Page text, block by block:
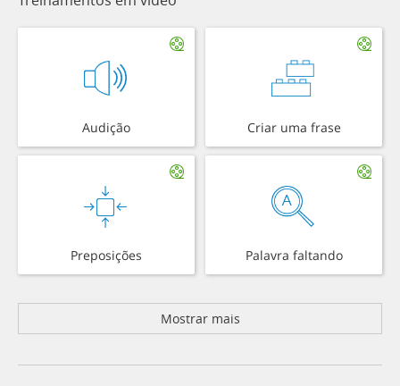
Audição Criar uma frase
Preposições Palavra faltando
Mostrar mais